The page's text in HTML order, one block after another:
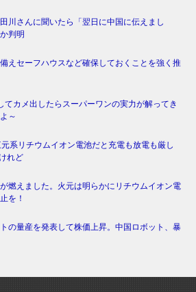
川さんに聞いたら「翌日に中国に伝えまし
判明
えセーフハウスなど確保しておくことを強く推
てカメ出したらスーパーワンの実力が解ってき
～
系リチウムイオン電池だと充電も放電も厳し
れど
燃えました。火元は明らかにリチウムイオン電
を！
の量産を発表して株価上昇。中国ロボット、暴